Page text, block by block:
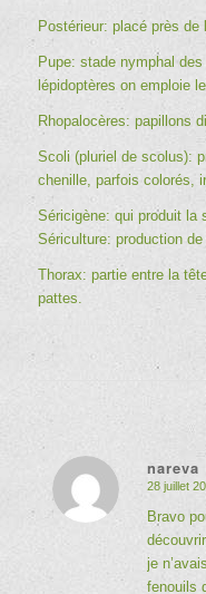
Postérieur: placé près de
Pupe: stade nymphal
lépidoptères on emploie
Rhopalocères: papillons
Scoli (pluriel de scolus):
chenille, parfois colorés,
Séricigène: qui produit la
Sériculture: production
Thorax: partie entre la
pattes.
nareva
dit
:
28 juillet
Bravo
je
fenouils